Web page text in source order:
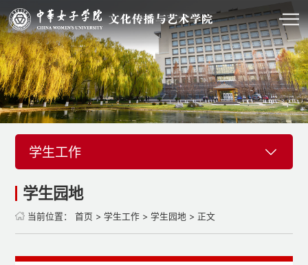
学生工作
学生园地
当前位置： 首页 > 学生工作 > 学生园地 > 正文